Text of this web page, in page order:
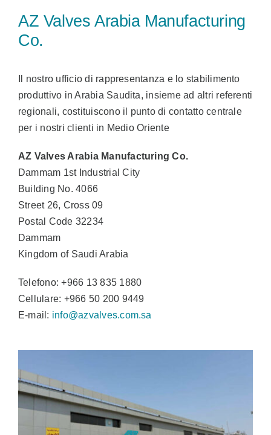
AZ Valves Arabia Manufacturing
Co.
Il nostro ufficio di rappresentanza e lo stabilimento
produttivo in Arabia Saudita, insieme ad altri referenti
regionali, costituiscono il punto di contatto centrale
per i nostri clienti in Medio Oriente
AZ Valves Arabia Manufacturing Co.
Dammam 1st Industrial City
Building No. 4066
Street 26, Cross 09
Postal Code 32234
Dammam
Kingdom of Saudi Arabia
Telefono: +966 13 835 1880
Cellulare: +966 50 200 9449
E-mail: info@azvalves.com.sa